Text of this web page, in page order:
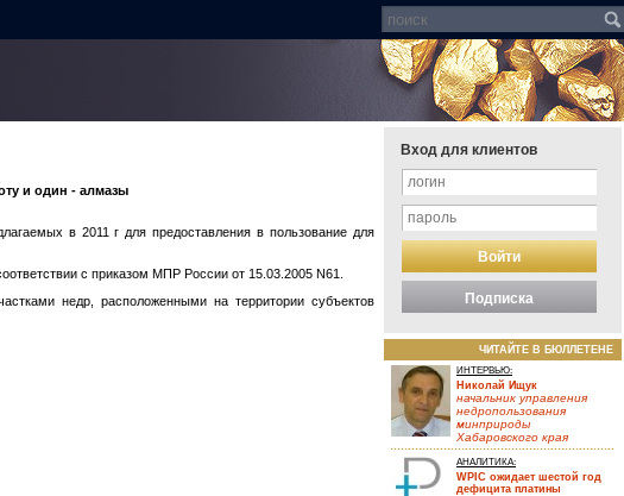
и один - алмазы
в 2011 г для предоставления в пользование для
с приказом МПР России от 15.03.2005 N61.
недр, расположенными на территории субъектов
Вход для клиентов
Подписка
ЧИТАЙТЕ В БЮЛЛЕТЕНЕ
ИНТЕРВЬЮ:
Николай Ищук
начальник управления
недропользования
минприроды
Хабаровского края
АНАЛИТИКА:
WPIC ожидает шестой год
дефицита платины